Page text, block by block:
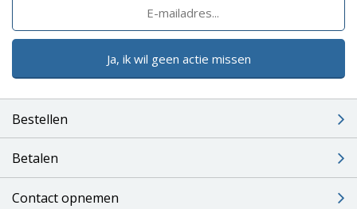
Ja, ik wil geen actie missen
Bestellen
Betalen
Contact opnemen